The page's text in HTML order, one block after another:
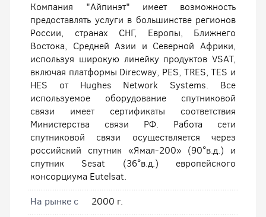
Компания "Айпинэт" имеет возможность
предоставлять услуги в большинстве регионов
России, странах СНГ, Европы, Ближнего
Востока, Средней Азии и Северной Африки,
используя широкую линейку продуктов VSAT,
включая платформы Direcway, PES, TRES, TES и
HES от Hughes Network Systems. Все
используемое оборудование спутниковой
связи имеет сертификаты соответствия
Министерства связи РФ. Работа сети
спутниковой связи осуществляется через
российский спутник «Ямал-200» (90°в.д.) и
спутник Sesat (36°в.д.) европейского
консорциума Eutelsat.
На рынке с
2000 г.